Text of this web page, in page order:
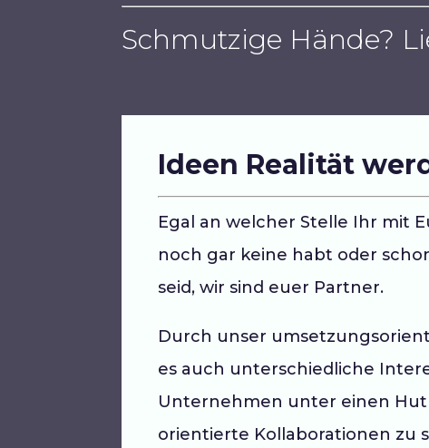
Schmutzige Hände?
Ideen Realität
Egal an welcher Stelle Ihr mit
noch gar keine habt oder
seid, wir sind euer Partner.
Durch unser
es auch unterschiedliche
Unternehmen unter einen
orientierte Kollaborationen zu
Von